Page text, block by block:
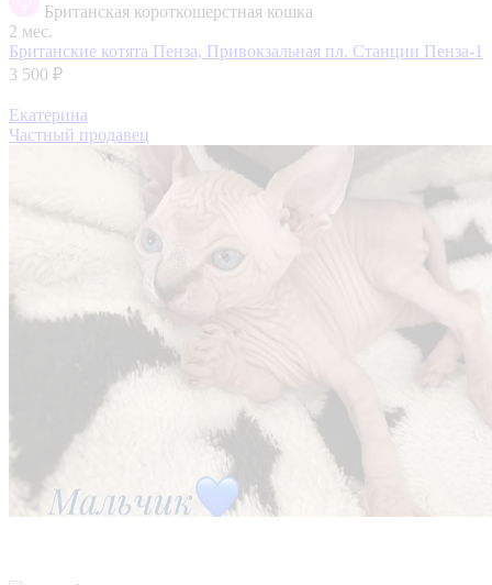
Британская короткошерстная кошка
2 мес.
Британские котята Пенза, Привокзальная пл. Станции Пенза-1
3 500 ₽
Екатерина
Частный продавец